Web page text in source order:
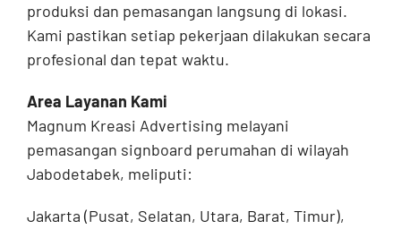
produksi dan pemasangan langsung di lokasi.
Kami pastikan setiap pekerjaan dilakukan secara
profesional dan tepat waktu.
Area Layanan Kami
Magnum Kreasi Advertising melayani
pemasangan signboard perumahan di wilayah
Jabodetabek, meliputi:
Jakarta (Pusat, Selatan, Utara, Barat, Timur),